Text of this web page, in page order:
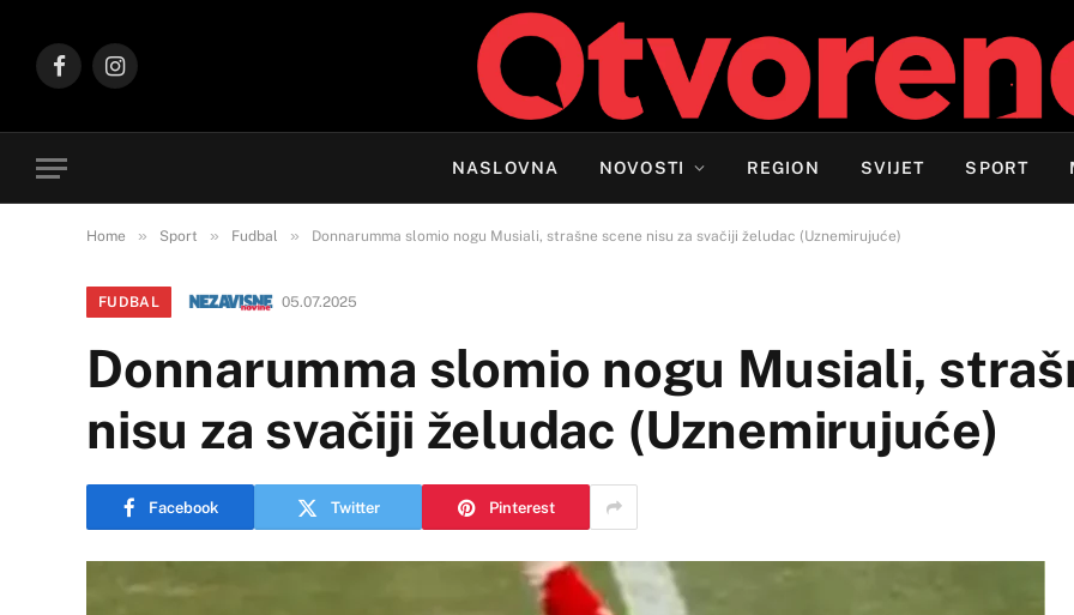
FacebookInstagram
NASLOVNA NOVOSTI REGION SVIJET SPORT
Home » Sport » Fudbal » Donnarumma slomio nogu Musiali, strašne scene nisu za svačiji želudac (Uznemirujuće)
FUDBAL 05.07.2025
Donnarumma slomio nogu Musiali,
nisu za svačiji želudac (Uznemirujuće)
Facebook Twitter Pinterest